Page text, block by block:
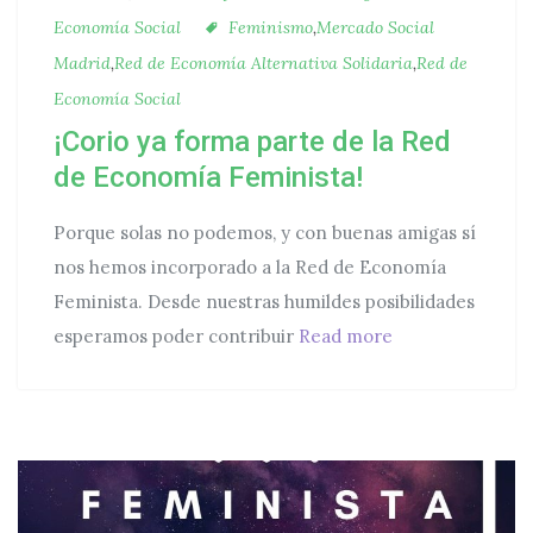
Economía Social
Etiquetas
Feminismo,Mercado Social
Madrid,Red de Economía Alternativa Solidaria,Red de
Economía Social
¡Corio ya forma parte de la Red
de Economía Feminista!
Porque solas no podemos, y con buenas amigas sí
nos hemos incorporado a la Red de Economía
Feminista. Desde nuestras humildes posibilidades
esperamos poder contribuir Read more